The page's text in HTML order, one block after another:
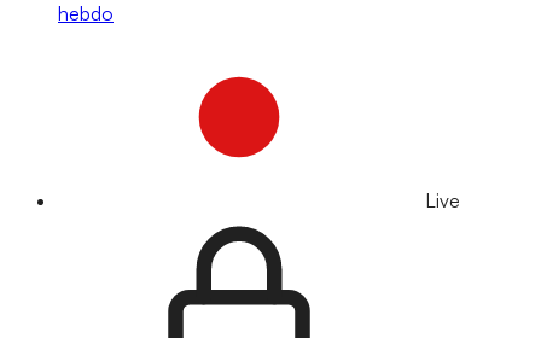
hebdo
Live